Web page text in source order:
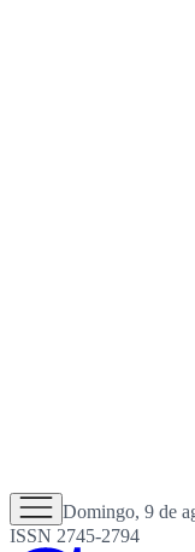
Domingo, 9 de
ISSN 2745-2794